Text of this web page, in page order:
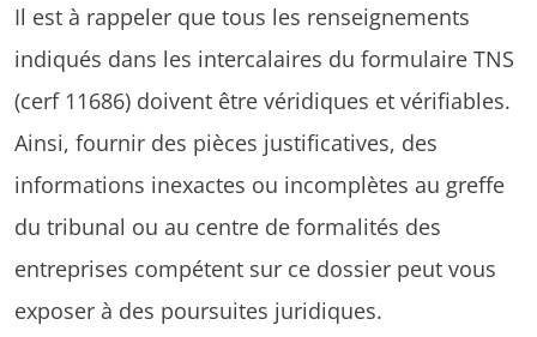
Il est à rappeler que tous les renseignements
indiqués dans les intercalaires du formulaire TNS
(cerf 11686) doivent être véridiques et vérifiables.
Ainsi, fournir des pièces justificatives, des
informations inexactes ou incomplètes au greffe
du tribunal ou au centre de formalités des
entreprises compétent sur ce dossier peut vous
exposer à des poursuites juridiques.